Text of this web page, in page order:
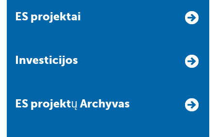
ES projektai
Investicijos
ES projektų Archyvas